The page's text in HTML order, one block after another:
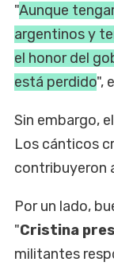
"Aunque
argentinos y
el honor del
está perdido",
Sin embargo,
Los cánticos
contribuyeron
Por un lado,
"Cristina
militantes